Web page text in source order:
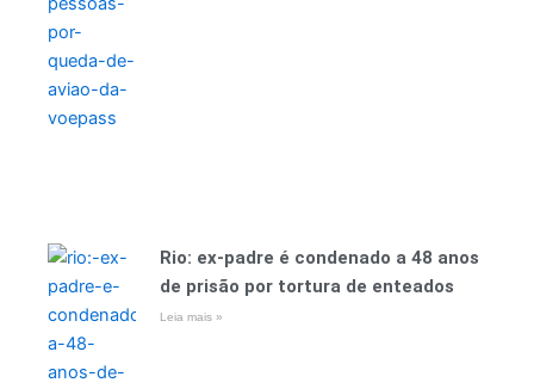
Rio: ex-padre é condenado a 48 anos
de prisão por tortura de enteados
Leia mais »